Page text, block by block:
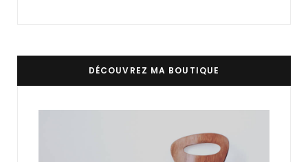
DÉCOUVREZ MA BOUTIQUE